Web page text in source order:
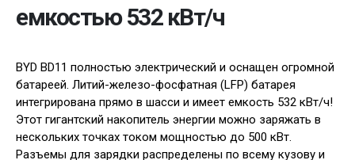
емкостью 532 кВт/ч
BYD BD11 полностью электрический и оснащен огромной
батареей. Литий-железо-фосфатная (LFP) батарея
интегрирована прямо в шасси и имеет емкость 532 кВт/ч!
Этот гигантский накопитель энергии можно заряжать в
нескольких точках током мощностью до 500 кВт.
Разъемы для зарядки распределены по всему кузову и